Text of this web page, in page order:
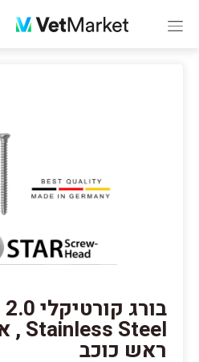
ראש כוכב